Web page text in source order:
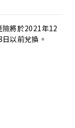
將於2021年12
以前兌換。